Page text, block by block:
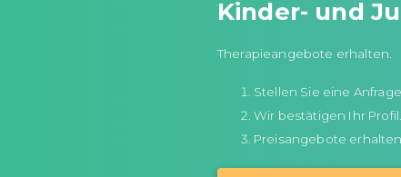
Kinder- und
Therapieangebote erhalten.
Stellen Sie eine Anfrage.
Wir bestätigen Ihr Profil.
Preisangebote